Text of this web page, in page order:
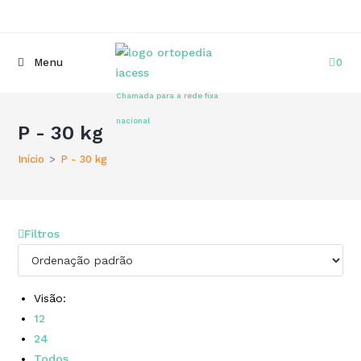
(+351) 22 098 8000
Chamada para a rede fixa
nacional
Menu 0
P - 30 kg
Início > P - 30 kg
Filtros
Visão:
12
24